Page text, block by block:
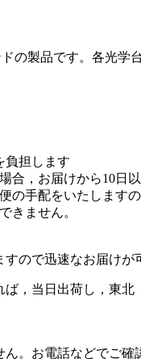
の製品です。各光
負担します
合，お届けから10日
手配をいたします
きません。
ので迅速なお届けが
ば，当日出荷し，東
。お電話などでご確